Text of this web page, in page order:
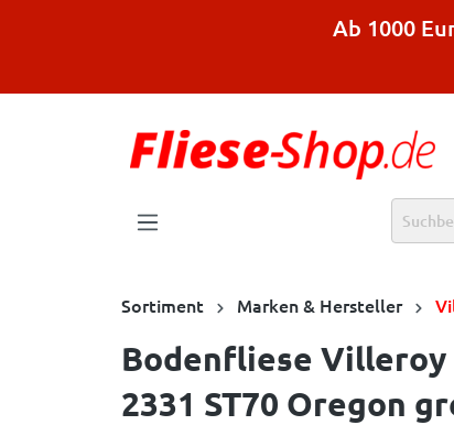
Ab 1000
Sortiment Marken & Hersteller
Bodenfliese Villeroy
2331 ST70 Oregon